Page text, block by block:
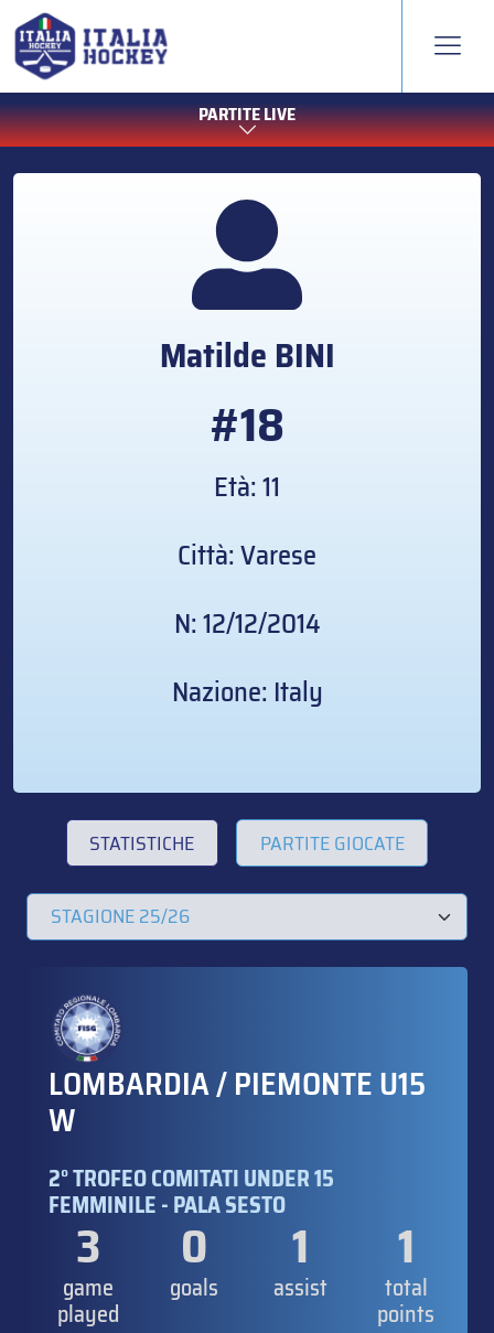
PARTITE LIVE
Matilde BINI
#18
Età: 11
Città: Varese
N: 12/12/2014
Nazione: Italy
STATISTICHE PARTITE GIOCATE
LOMBARDIA / PIEMONTE U15
W
2° TROFEO COMITATI UNDER 15
FEMMINILE - PALA SESTO
3
game
played
0
goals
1
assist
1
total
points